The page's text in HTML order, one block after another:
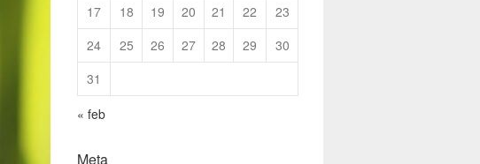
17
18 19 20 21 22
23
24
25 26 27 28 29
30
31
« feb
Meta